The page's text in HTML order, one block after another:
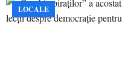
LOCALE